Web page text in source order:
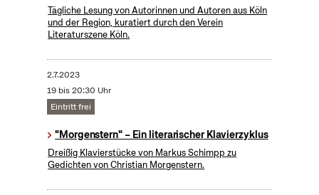
Tägliche Lesung von Autorinnen und Autoren aus Köln
und der Region, kuratiert durch den Verein
Literaturszene Köln.
2.7.2023
19 bis 20:30 Uhr
Eintritt frei
"Morgenstern" – Ein literarischer Klavierzyklus
Dreißig Klavierstücke von Markus Schimpp zu
Gedichten von Christian Morgenstern.